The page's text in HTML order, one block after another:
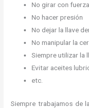
No girar con
No hacer presión
No dejar la llave
No manipular la
Siempre utilizar la
Evitar aceites
etc.
Siempre trabajamos de